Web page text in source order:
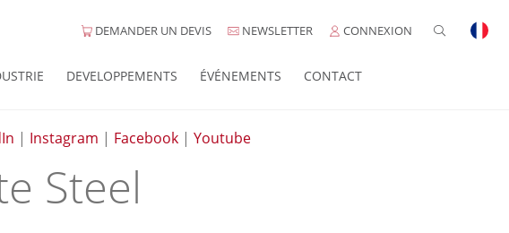
DEMANDER UN DEVIS NEWSLETTER CONNEXION
DEVELOPPEMENTS ÉVÉNEMENTS CONTACT
| Instagram | Facebook | Youtube
Steel